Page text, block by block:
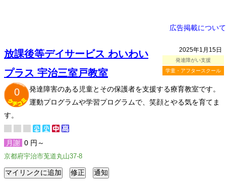
広告掲載について
2025年1月15日
発達障がい支援
学童・アフタースクール
放課後等デイサービス わいわい
プラス 宇治三室戸教室
0
発達障害のある児童とその保護者を支援する療育教室です。
運動プログラムや学習プログラムで、笑顔とやる気を育てま
す。
月謝 0 円～
京都府宇治市莵道丸山37-8